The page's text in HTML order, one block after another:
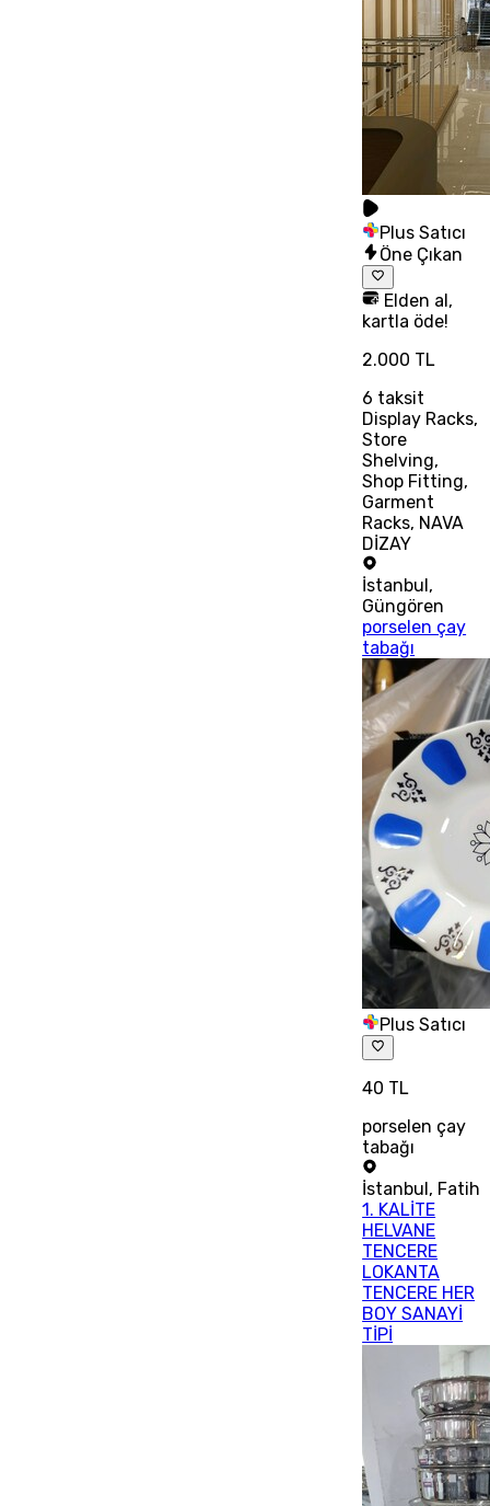
Plus Satıcı
Öne Çıkan
Elden al,
kartla öde!
2.000 TL
6 taksit
Display Racks,
Store
Shelving,
Shop Fitting,
Garment
Racks, NAVA
DİZAY
İstanbul ,
Güngören
porselen çay
tabağı
Plus Satıcı
40 TL
porselen çay
tabağı
İstanbul, Fatih
1. KALİTE
HELVANE
TENCERE
LOKANTA
TENCERE HER
BOY SANAYİ
TİPİ